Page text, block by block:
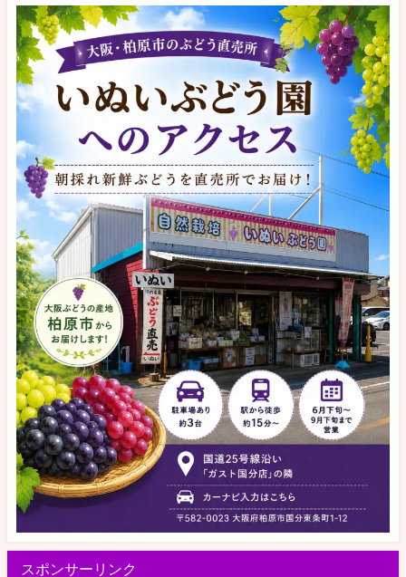
スポンサーリンク